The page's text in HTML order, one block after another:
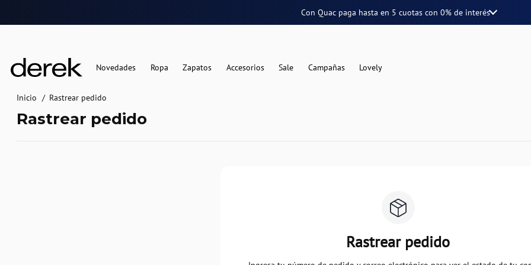
Con Quac paga hasta en 5 cuotascon 0% de interés
Novedades Ropa Zapatos Accesorios Sale Campañas Lovely
Inicio Rastrear pedido
Rastrear pedido
Rastrear pedido